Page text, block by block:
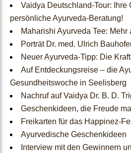
Lebensphasen
Blog
Webinare und Podcasts
Rezepte
Vaidya Deutschland-Tour: Ihre Chance für eine
persönliche Ayurveda-Beratung!
Maharishi Ayurveda Tee:
Porträt Dr. med. Ulrich
Neuer Ayurveda-Tipp: Die
Auf Entdeckungsreise – die Ayurveda-
Gesundheitswoche in Seelisberg
Nachruf auf Vaidya Dr. B. D.
Geschenkideen, die Freude
Freikarten für das Happinez-
Ayurvedische Geschenkideen
Interview mit den Gewinnern